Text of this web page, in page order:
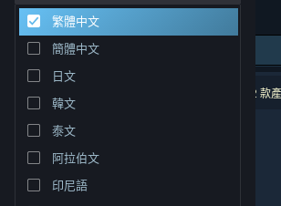
客服
變更語言
取得 Steam 行動應用程式
檢視電腦版網頁
繁體中文
簡體中文
日文
韓文
泰文
阿拉伯文
印尼語
排序依據 相關性
0 項相符的搜尋結果。 已根據您的偏好設定排除 2 款